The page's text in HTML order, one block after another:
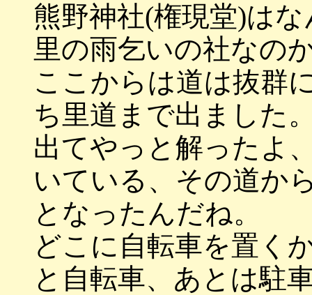
熊野神社(権現堂)は
里の雨乞いの社なの
ここからは道は抜群
ち里道まで出ました
出てやっと解ったよ
いている、その道か
となったんだね。
どこに自転車を置く
と自転車、あとは駐